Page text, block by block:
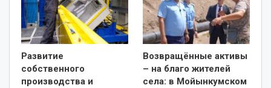
Развитие
собственного
производства и
Возвращённые активы
– на благо жителей
села: в Мойынкумском